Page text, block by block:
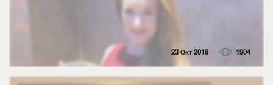
23 Окт 2018 1904